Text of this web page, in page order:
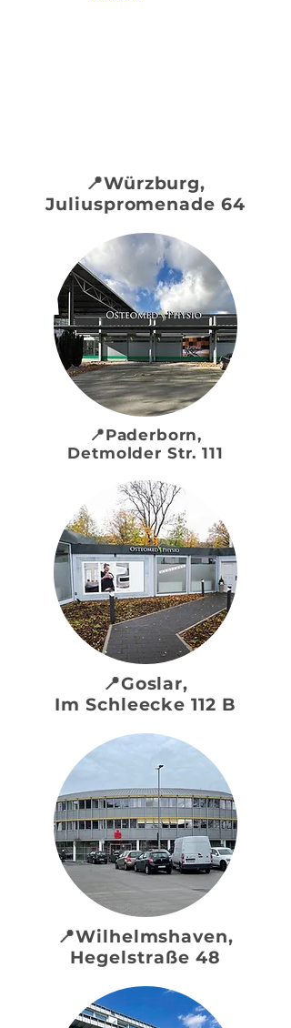
📍Würzburg,
Juliuspromenade 64
📍Paderborn,
Detmolder Str. 111
📍Goslar,
Im Schleecke 112 B
📍Wilhelmshaven,
Hegelstraße 48